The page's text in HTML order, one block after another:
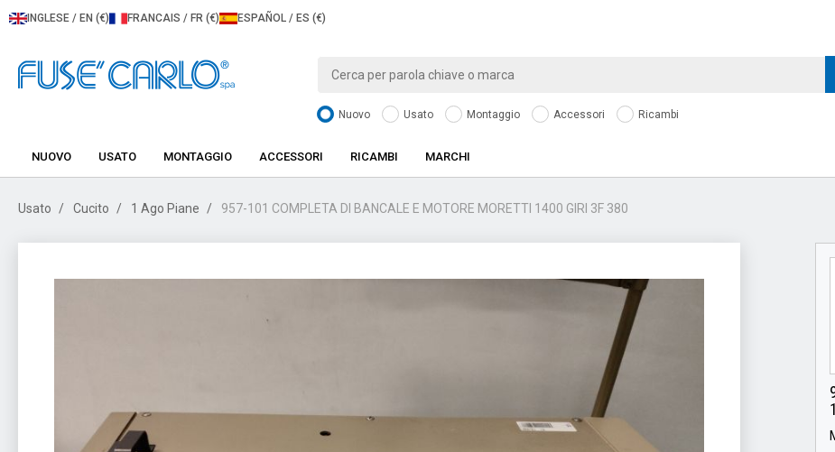
INGLESE / EN (€) FRANCAIS / FR (€) ESPAÑOL / ES (€)
Nuovo Usato Montaggio Accessori Ricambi
NUOVO USATO MONTAGGIO ACCESSORI RICAMBI MARCHI
Usato Cucito 1 Ago Piane 957-101 COMPLETA DI BANCALE E MOTORE MORETTI 1400 GIRI 3F 380